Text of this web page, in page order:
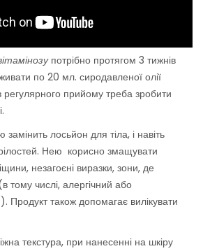
потрібно протягом 3 тижнів
по 20 мл. сиродавленої олії
регулярного прийому треба зробити
замінить лосьйон для тіла, і навіть
Нею корисно змащувати
незагоєні виразки, зони, де
тому числі, алергічний або
Продукт також допомагає вилікувати
текстура, при нанесенні на шкіру